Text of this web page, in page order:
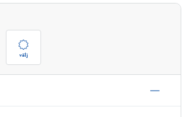
Burkar
Handla nu
välj